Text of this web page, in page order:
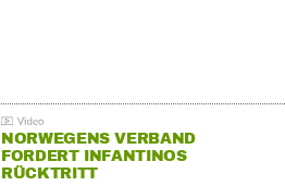
NORWEGENS VERBAND
FORDERT INFANTINOS
RÜCKTRITT